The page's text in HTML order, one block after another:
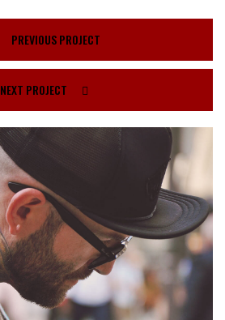
PREVIOUS PROJECT
NEXT PROJECT